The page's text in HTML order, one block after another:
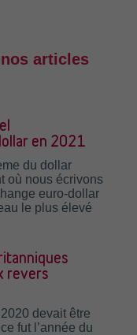
articles
en 2021
du dollar
où nous écrivons
euro-dollar
le plus élevé
revers
devait être
fut l’année du